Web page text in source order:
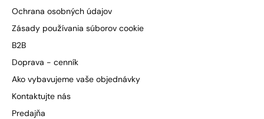
Ochrana osobných údajov
Zásady používania súborov cookie
B2B
Doprava - cenník
Ako vybavujeme vaše objednávky
Kontaktujte nás
Predajňa